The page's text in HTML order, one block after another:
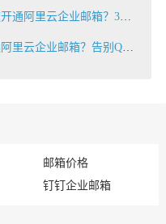
邮箱？3步打造专业国际通信形象》
告别QQ邮箱，10分钟建立专业形象》
邮箱价格
钉钉企业邮箱